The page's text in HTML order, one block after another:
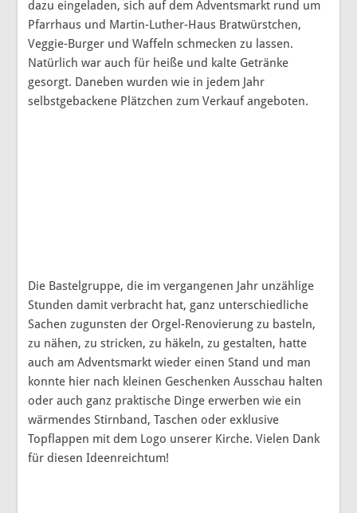
dazu eingeladen, sich auf dem Adventsmarkt rund um
Pfarrhaus und Martin-Luther-Haus Bratwürstchen,
Veggie-Burger und Waffeln schmecken zu lassen.
Natürlich war auch für heiße und kalte Getränke
gesorgt. Daneben wurden wie in jedem Jahr
selbstgebackene Plätzchen zum Verkauf angeboten.
Die Bastelgruppe, die im vergangenen Jahr unzählige
Stunden damit verbracht hat, ganz unterschiedliche
Sachen zugunsten der Orgel-Renovierung zu basteln,
zu nähen, zu stricken, zu häkeln, zu gestalten, hatte
auch am Adventsmarkt wieder einen Stand und man
konnte hier nach kleinen Geschenken Ausschau halten
oder auch ganz praktische Dinge erwerben wie ein
wärmendes Stirnband, Taschen oder exklusive
Topflappen mit dem Logo unserer Kirche. Vielen Dank
für diesen Ideenreichtum!